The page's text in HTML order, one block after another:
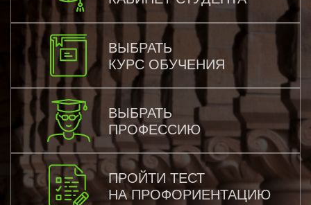
ВЫБРАТЬ
КУРС ОБУЧЕНИЯ
ВЫБРАТЬ
ПРОФЕССИЮ
ПРОЙТИ ТЕСТ
НА ПРОФОРИЕНТАЦИЮ